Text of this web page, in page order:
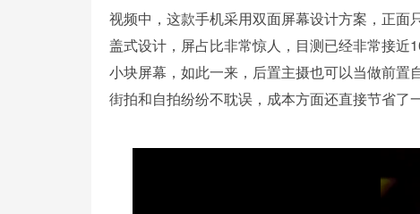
视频中，这款手机采用双面屏幕设计方案，正面
盖式设计，屏占比非常惊人，目测已经非常接
小块屏幕，如此一来，后置主摄也可以当做前
街拍和自拍纷纷不耽误，成本方面还直接节省了